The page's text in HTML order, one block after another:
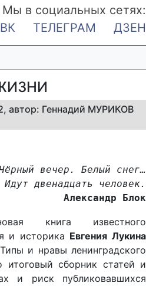
Мы в социальных сетях:
ВК
ТЕЛЕГРАМ ДЗЕН
автор: Геннадий МУРИКОВ
Чёрный вечер. Белый снег…
Идут двенадцать человек.
Александр Блок
книга известного
и историка Евгения Лукина
и нравы ленинградского
сборник статей и
и риск публиковавшихся